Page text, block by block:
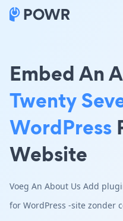
Embed An
Twenty
WordPress
Website
Voeg An About Us Add
for WordPress -site zonder